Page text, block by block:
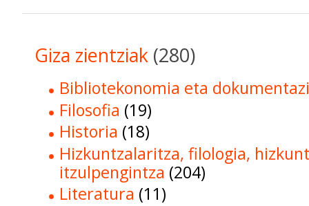
Giza zientziak (280)
Bibliotekonomia eta
Filosofia (19)
Historia (18)
Hizkuntzalaritza, filologia,
itzulpengintza (204)
Literatura (11)